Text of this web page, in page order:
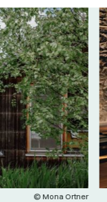
© Mona Ortner